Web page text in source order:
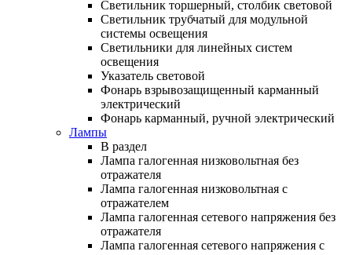
Светильник торшерный, столбик световой
Светильник трубчатый для модульной
системы освещения
Светильники для линейных систем
освещения
Указатель световой
Фонарь взрывозащищенный карманный
электрический
Фонарь карманный, ручной электрический
Лампы
В раздел
Лампа галогенная низковольтная без
отражателя
Лампа галогенная низковольтная с
отражателем
Лампа галогенная сетевого напряжения без
отражателя
Лампа галогенная сетевого напряжения с